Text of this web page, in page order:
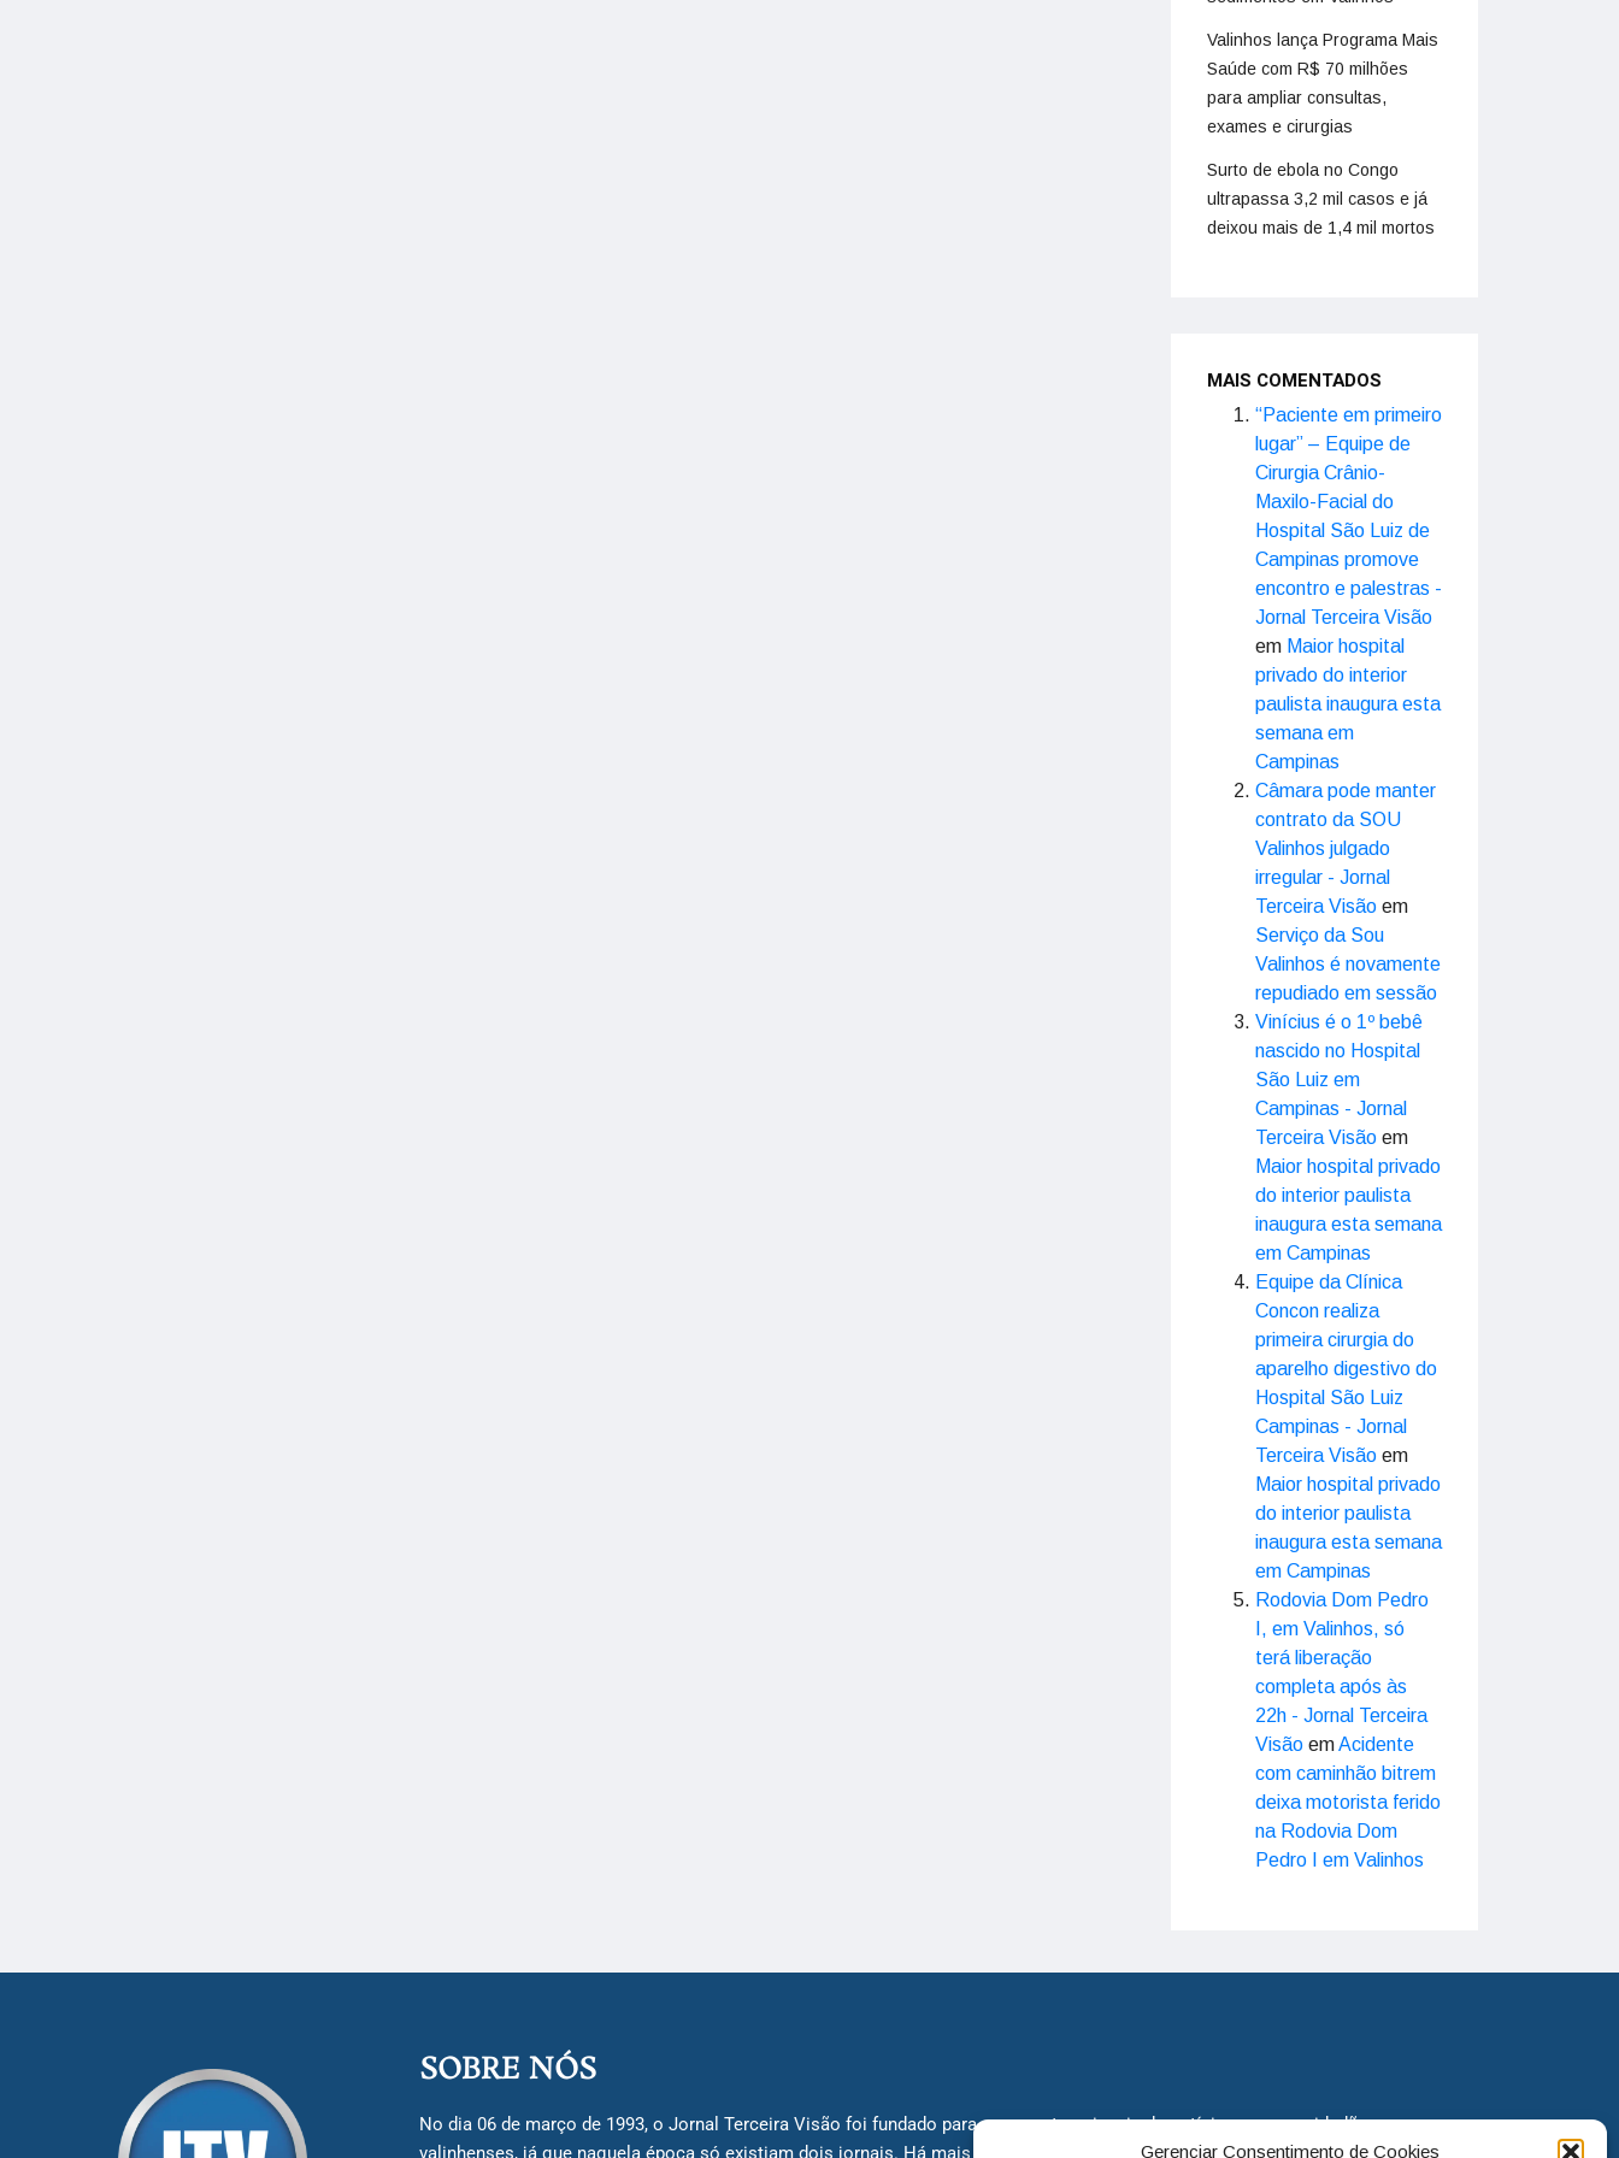
Gerenciar Consentimento de Cookies
Valinhos lança Programa Mais
Saúde com R$ 70 milhões
para ampliar consultas,
exames e cirurgias
Surto de ebola no Congo
ultrapassa 3,2 mil casos e já
deixou mais de 1,4 mil mortos
MAIS COMENTADOS
“Paciente em primeiro
lugar” – Equipe de
Cirurgia Crânio-
Maxilo-Facial do
Hospital São Luiz de
Campinas promove
encontro e palestras -
Jornal Terceira Visão
em Maior hospital
privado do interior
paulista inaugura esta
semana em
Campinas
Câmara pode manter
contrato da SOU
Valinhos julgado
irregular - Jornal
Terceira Visão em
Serviço da Sou
Valinhos é novamente
repudiado em sessão
Vinícius é o 1º bebê
nascido no Hospital
São Luiz em
Campinas - Jornal
Terceira Visão em
Maior hospital privado
do interior paulista
inaugura esta semana
em Campinas
Equipe da Clínica
Concon realiza
primeira cirurgia do
aparelho digestivo do
Hospital São Luiz
Campinas - Jornal
Terceira Visão em
Maior hospital privado
do interior paulista
inaugura esta semana
em Campinas
Rodovia Dom Pedro
I, em Valinhos, só
terá liberação
completa após às
22h - Jornal Terceira
Visão emAcidente
com caminhão bitrem
deixa motorista ferido
na Rodovia Dom
Pedro I em Valinhos
SOBRE NÓS
No dia 06 de março de 1993, o Jornal Terceira Visão foi fundado para ser uma terceira via de notícias para os cidadãos
valinhenses, já que naquela época só existiam dois jornais. Há mais de 30 anos, o jornal continua assumindo o papel